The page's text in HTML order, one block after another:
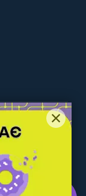
Следите за нами: